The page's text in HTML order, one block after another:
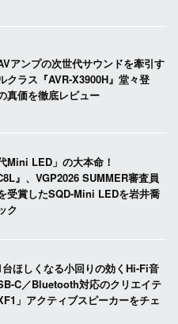
アンプの次世代サウンドを牽引す
クラス『AVR-X3900H』堂々登
真価を徹底レビュー
Mini LED」の大本命！
』、VGP2026 SUMMER審査員
受賞したSQD-Mini LEDを岩井喬
ク
ほしくなる小回りの効くHi-Fi音
C／Bluetooth対応のクリエイテ
」アクティブスピーカーをチェ